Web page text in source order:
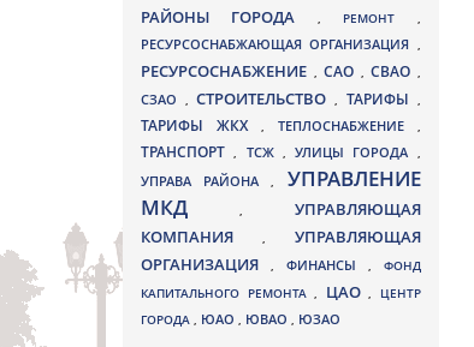
РАЙОНЫ ГОРОДА , РЕМОНТ ,
РЕСУРСОСНАБЖАЮЩАЯ ОРГАНИЗАЦИЯ ,
РЕСУРСОСНАБЖЕНИЕ , САО , СВАО ,
СЗАО ,СТРОИТЕЛЬСТВО, ТАРИФЫ ,
ТАРИФЫ ЖКХ , ТЕПЛОСНАБЖЕНИЕ ,
ТРАНСПОРТ, ТСЖ , УЛИЦЫ ГОРОДА ,
УПРАВА РАЙОНА, УПРАВЛЕНИЕ
МКД, УПРАВЛЯЮЩАЯ
КОМПАНИЯ
, УПРАВЛЯЮЩАЯ
ОРГАНИЗАЦИЯ
, ФИНАНСЫ , ФОНД
КАПИТАЛЬНОГО РЕМОНТА , ЦАО ,
ЦЕНТР
ГОРОДА , ЮАО , ЮВАО , ЮЗАО